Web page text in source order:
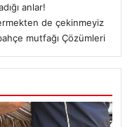
anlar!
de çekinmeyiz
mutfağı Çözümleri